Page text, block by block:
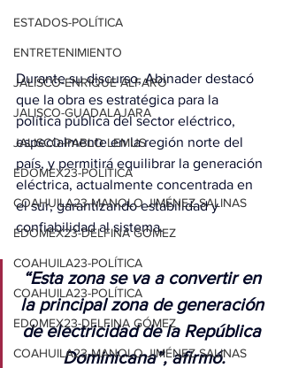
ESTADOS-POLÍTICA
ENTRETENIMIENTO
JALISCO-ENRIQUE ALFARO
JALISCO-GUADALAJARA
JALISCO-PABLO LEMUS
EDOMEX23-POLÍTICA
COAHUILA23-MANOLO JIMÉNEZ SALINAS
EDOMEX23-DELFINA GÓMEZ
COAHUILA23-POLÍTICA
COAHUILA23-POLÍTICA
EDOMEX23-DELFINA GÓMEZ
COAHUILA23-MANOLO JIMÉNEZ SALINAS
Durante su discurso, Abinader destacó
que la obra es estratégica para la
política pública del sector eléctrico,
especialmente en la región norte del
país, y permitirá equilibrar la generación
eléctrica, actualmente concentrada en
el sur, garantizando estabilidad y
confiabilidad al sistema.
“Esta zona se va a convertir en
la principal zona de generación
de electricidad de la República
Dominicana”, afirmó.